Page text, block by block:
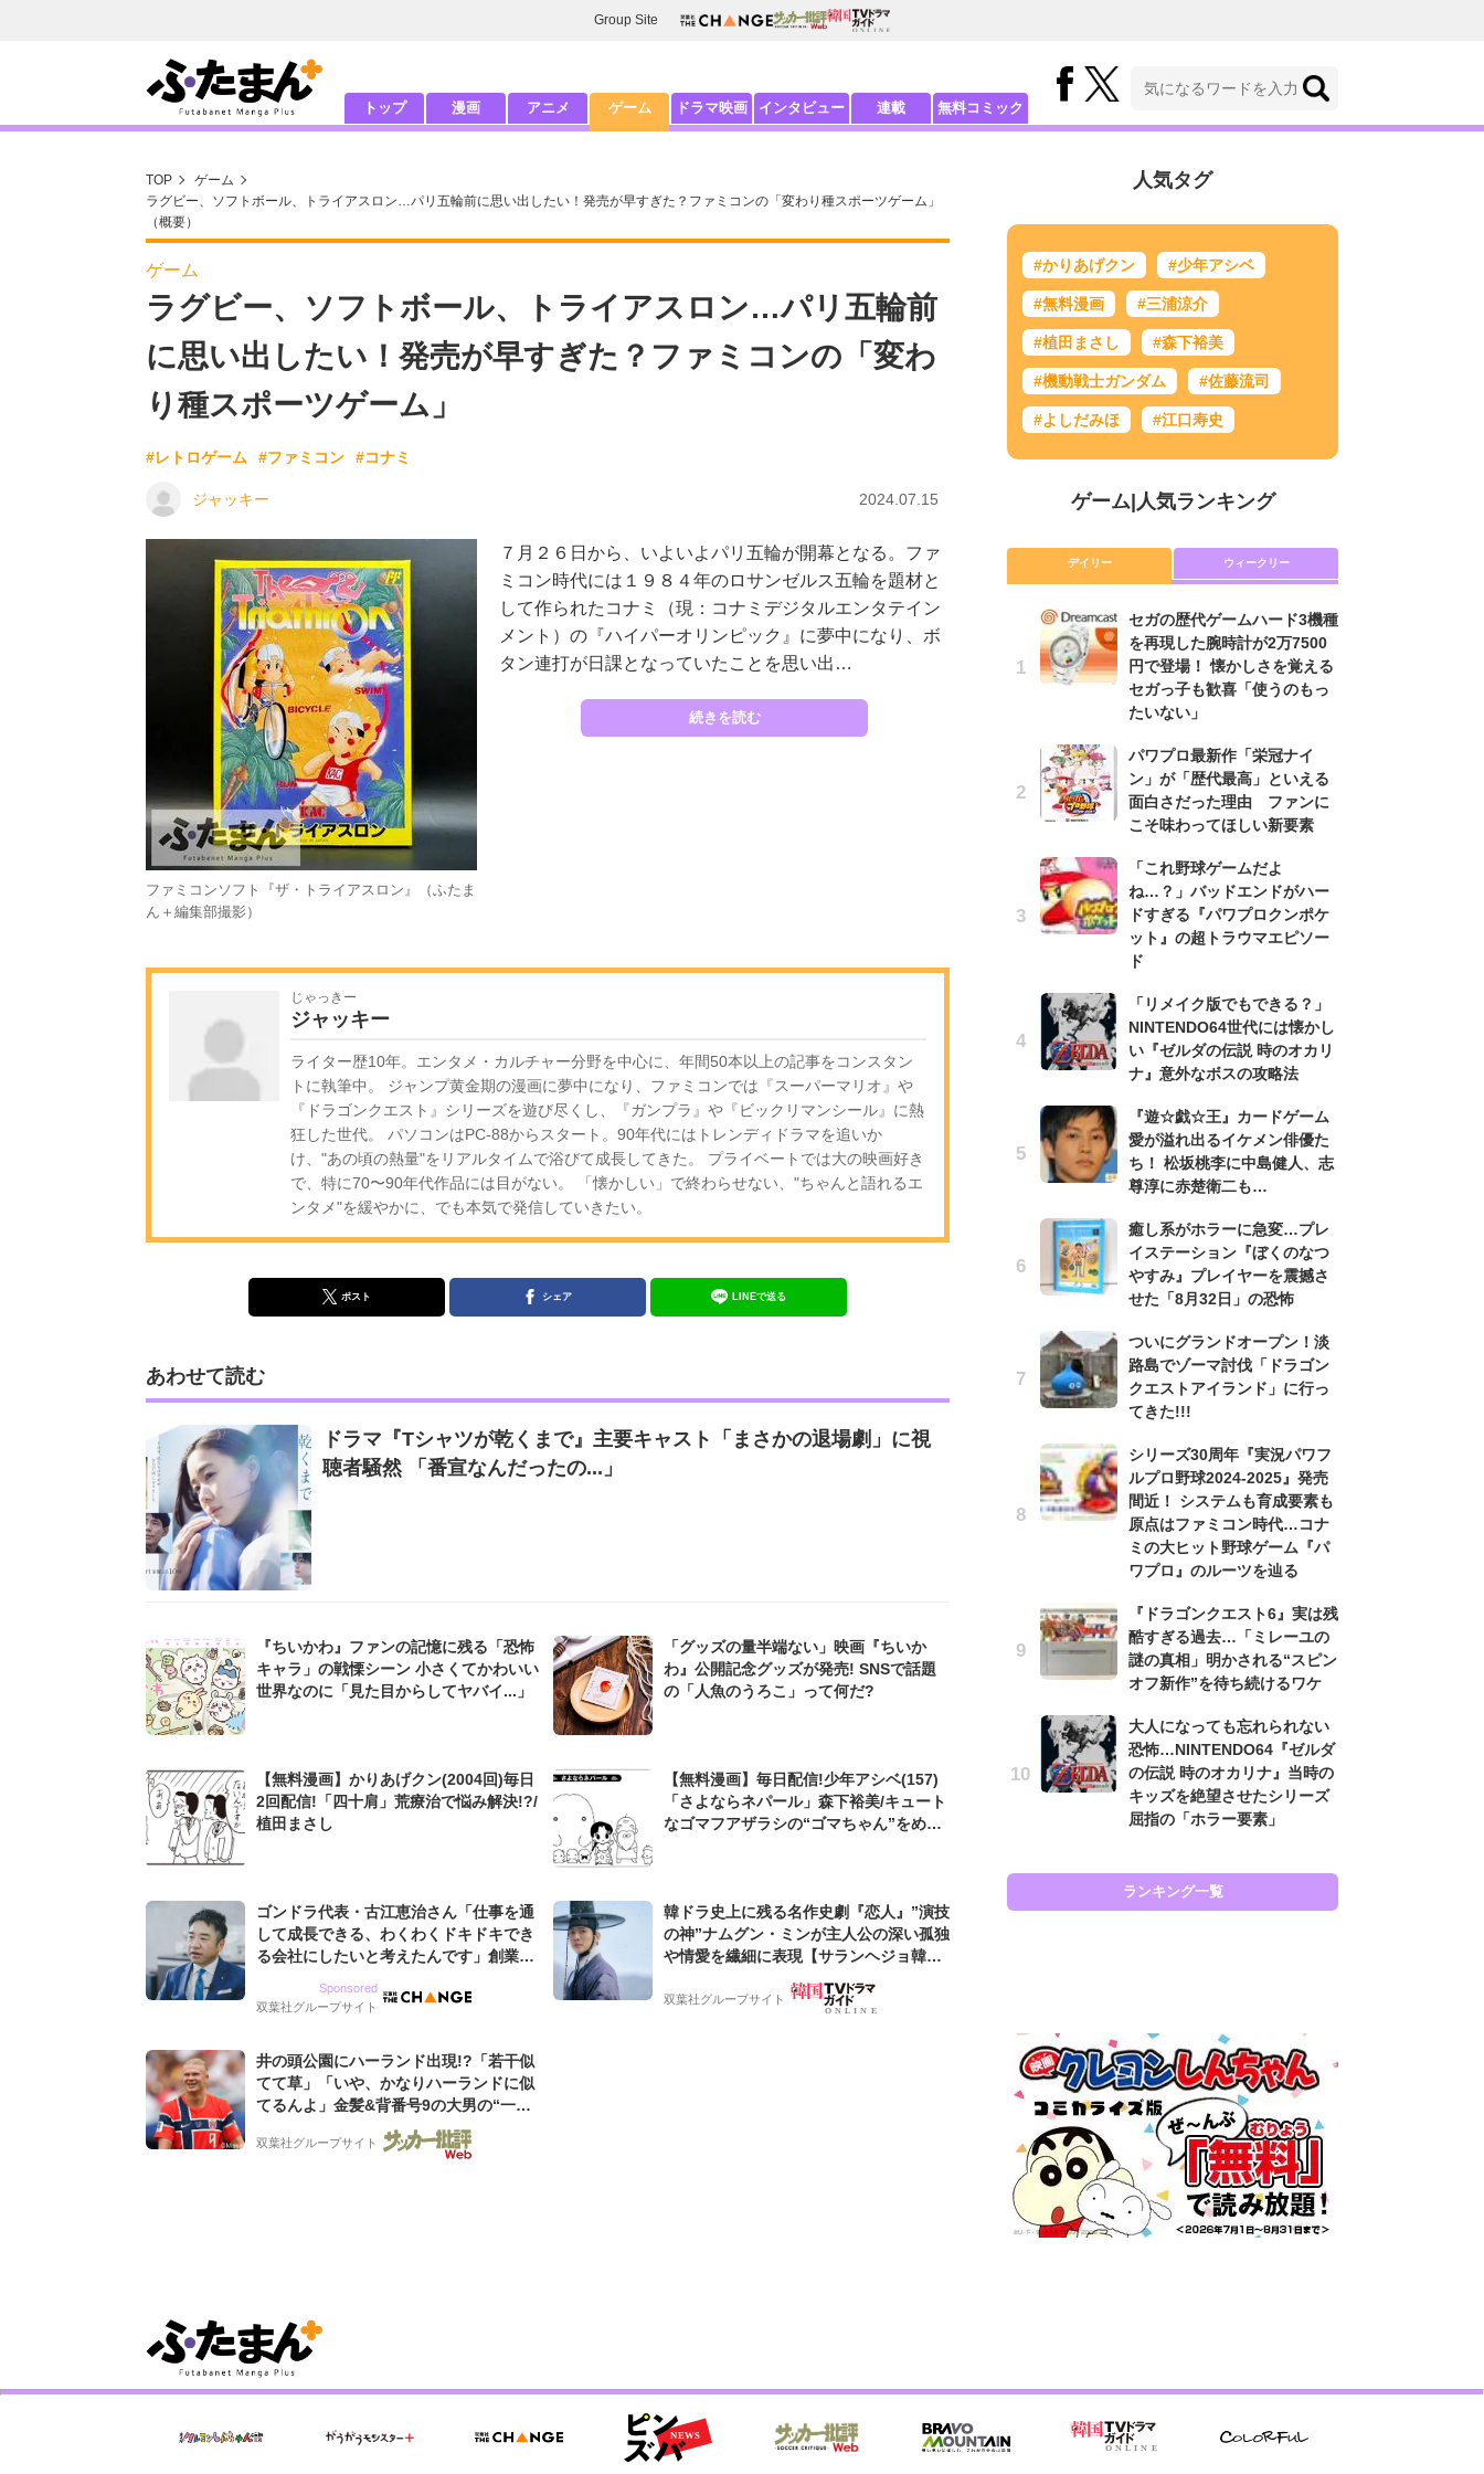
Group Site
トップ 漫画 アニメ ゲーム ドラマ映画 インタビュー 連載 無料コミック
TOP
ゲーム
ラグビー、ソフトボール、トライアスロン…パリ五輪前に思い出したい！発売が早すぎた？ファミコンの「変わり種スポーツゲーム」
（概要）
ゲーム
ラグビー、ソフトボール、トライアスロン…パリ五輪前
に思い出したい！発売が早すぎた？ファミコンの「変わ
り種スポーツゲーム」
#レトロゲーム #ファミコン #コナミ
ジャッキー 2024.07.15
ファミコンソフト『ザ・トライアスロン』（ふたま
ん＋編集部撮影）
７月２６日から、いよいよパリ五輪が開幕となる。ファ
ミコン時代には１９８４年のロサンゼルス五輪を題材と
して作られたコナミ（現：コナミデジタルエンタテイン
メント）の『ハイパーオリンピック』に夢中になり、ボ
タン連打が日課となっていたことを思い出…
続きを読む
じゃっきー
ジャッキー
ライター歴10年。エンタメ・カルチャー分野を中心に、年間50本以上の記事をコンスタン
トに執筆中。 ジャンプ黄金期の漫画に夢中になり、ファミコンでは『スーパーマリオ』や
『ドラゴンクエスト』シリーズを遊び尽くし、『ガンプラ』や『ビックリマンシール』に熱
狂した世代。 パソコンはPC-88からスタート。90年代にはトレンディドラマを追いか
け、"あの頃の熱量"をリアルタイムで浴びて成長してきた。 プライベートでは大の映画好き
で、特に70〜90年代作品には目がない。 「懐かしい」で終わらせない、"ちゃんと語れるエ
ンタメ"を緩やかに、でも本気で発信していきたい。
ポスト シェア LINEで送る
あわせて読む
ドラマ『Tシャツが乾くまで』主要キャスト「まさかの退場劇」に視
聴者騒然 「番宣なんだったの...」
『ちいかわ』ファンの記憶に残る「恐怖
キャラ」の戦慄シーン 小さくてかわいい
世界なのに「見た目からしてヤバイ...」
「グッズの量半端ない」映画『ちいか
わ』公開記念グッズが発売! SNSで話題
の「人魚のうろこ」って何だ?
【無料漫画】かりあげクン(2004回)毎日
2回配信!「四十肩」荒療治で悩み解決!?/
植田まさし
【無料漫画】毎日配信!少年アシベ(157)
「さよならネパール」森下裕美/キュート
なゴマフアザラシの“ゴマちゃん”をめぐ
ゴンドラ代表・古江恵治さん「仕事を通
して成長できる、わくわくドキドキでき
る会社にしたいと考えたんです」創業来
グ会社のアイデンティティ
Sponsored
双葉社グループサイト
韓ドラ史上に残る名作史劇『恋人』”演技
の神”ナムグン・ミンが主人公の深い孤独
や情愛を繊細に表現【サランヘジョ韓ド
双葉社グループサイト
井の頭公園にハーランド出現!?「若干似
てて草」「いや、かなりハーランドに似
てるんよ」金髪&背番号9の大男の“一人
バイキング・ロー”映像が話題!「元気を
もらった」
双葉社グループサイト
人気タグ
#かりあげクン #少年アシベ
#無料漫画 #三浦涼介
#植田まさし #森下裕美
#機動戦士ガンダム #佐藤流司
#よしだみほ #江口寿史
ゲーム| 人気ランキング
デイリー ウィークリー
セガの歴代ゲームハード3機種
を再現した腕時計が2万7500
円で登場！ 懐かしさを覚える
セガっ子も歓喜「使うのもっ
たいない」
パワプロ最新作「栄冠ナイ
ン」が「歴代最高」といえる
面白さだった理由 ファンに
こそ味わってほしい新要素
「これ野球ゲームだよ
ね…？」バッドエンドがハー
ドすぎる『パワプロクンポケ
ット』の超トラウマエピソー
ド
「リメイク版でもできる？」
NINTENDO64世代には懐かし
い『ゼルダの伝説 時のオカリ
ナ』意外なボスの攻略法
『遊☆戯☆王』カードゲーム
愛が溢れ出るイケメン俳優た
ち！ 松坂桃李に中島健人、志
尊淳に赤楚衛二も…
癒し系がホラーに急変…プレ
イステーション『ぼくのなつ
やすみ』プレイヤーを震撼さ
せた「8月32日」の恐怖
ついにグランドオープン！淡
路島でゾーマ討伐「ドラゴン
クエストアイランド」に行っ
てきた!!!
シリーズ30周年『実況パワフ
ルプロ野球2024-2025』発売
間近！ システムも育成要素も
原点はファミコン時代…コナ
ミの大ヒット野球ゲーム『パ
ワプロ』のルーツを辿る
『ドラゴンクエスト6』実は残
酷すぎる過去…「ミレーユの
謎の真相」明かされる“スピン
オフ新作”を待ち続けるワケ
大人になっても忘れられない
恐怖…NINTENDO64『ゼルダ
の伝説 時のオカリナ』当時の
キッズを絶望させたシリーズ
屈指の「ホラー要素」
ランキング一覧